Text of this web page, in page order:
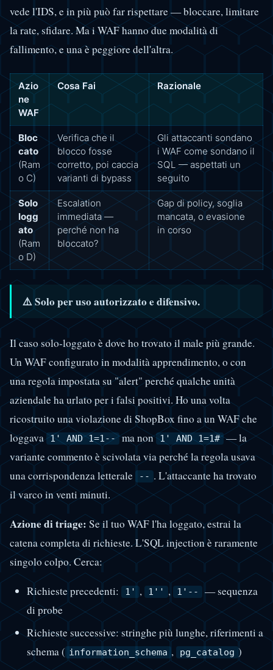
vede l'IDS, e in più può far rispettare — bloccare, limitare
la rate, sfidare. Ma i WAF hanno due modalità di
fallimento, e una è peggiore dell'altra.
Azio
ne
WAF
Cosa Fai Razionale
Bloc
cato
(Ram
o C)
Verifica che il
blocco fosse
corretto, poi caccia
varianti di bypass
Gli attaccanti sondano
i WAF come sondano il
SQL — aspettati un
seguito
Solo
logg
ato
(Ram
o D)
Escalation
immediata —
perché non ha
bloccato?
Gap di policy, soglia
mancata, o evasione
in corso
⚠️ Solo per uso autorizzato e difensivo.
Il caso solo-loggato è dove ho trovato il male più grande.
Un WAF configurato in modalità apprendimento, o con
una regola impostata su "alert" perché qualche unità
aziendale ha urlato per i falsi positivi. Ho una volta
ricostruito una violazione di ShopBox fino a un WAF che
loggava 1' AND 1=1-- ma non 1' AND 1=1# — la
variante commento è scivolata via perché la regola usava
una corrispondenza letterale
-- . L'attaccante ha trovato
il varco in venti minuti.
Azione di triage: Se il tuo WAF l'ha loggato, estrai la
catena completa di richieste. L'SQL injection è raramente
singolo colpo. Cerca:
Richieste precedenti: 1' , 1'' , 1'-- — sequenza
di probe
Richieste successive: stringhe più lunghe, riferimenti a
schema ( information_schema , pg_catalog )